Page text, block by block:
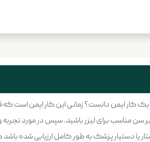
کار ایمن دانست؟ زمانی این کار ایمن است که
مناسب برای لیزر باشید. سپس در مورد
دستیار پزشک به طور کامل ارزیابی شده باشد